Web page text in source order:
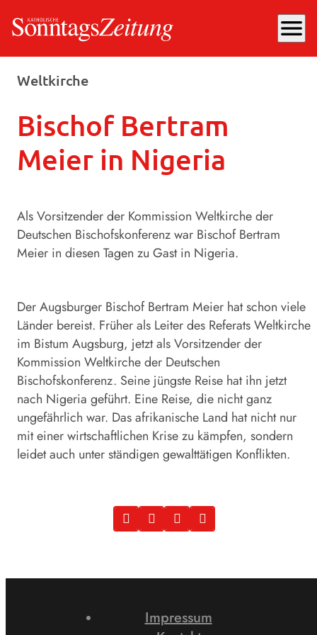
menu
Samstag, 18.01.2025, 13:00 Uhr
Weltkirche
Bischof Bertram
Meier in Nigeria
Als Vorsitzender der Kommission Weltkirche der
Deutschen Bischofskonferenz war Bischof Bertram
Meier in diesen Tagen zu Gast in Nigeria.
Der Augsburger Bischof Bertram Meier hat schon viele
Länder bereist. Früher als Leiter des Referats Weltkirche
im Bistum Augsburg, jetzt als Vorsitzender der
Kommission Weltkirche der Deutschen
Bischofskonferenz. Seine jüngste Reise hat ihn jetzt
nach Nigeria geführt. Eine Reise, die nicht ganz
ungefährlich war. Das afrikanische Land hat nicht nur
mit einer wirtschaftlichen Krise zu kämpfen, sondern
leidet auch unter ständigen gewalttätigen Konflikten.
Impressum